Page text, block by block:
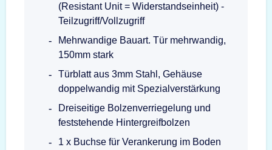
(Resistant Unit = Widerstandseinheit) -
Teilzugriff/Vollzugriff
Mehrwandige Bauart. Tür mehrwandig,
150mm stark
Türblatt aus 3mm Stahl, Gehäuse
doppelwandig mit Spezialverstärkung
Dreiseitige Bolzenverriegelung und
feststehende Hintergreifbolzen
1 x Buchse für Verankerung im Boden